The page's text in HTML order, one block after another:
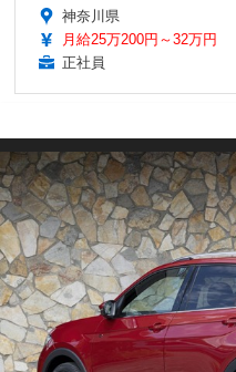
神奈川県
月給25万200円～32万円
正社員